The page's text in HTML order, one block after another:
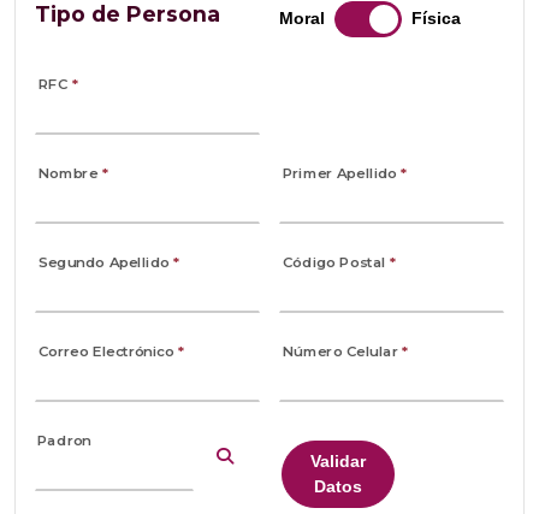
Tipo de Persona Moral Física
RFC *
Nombre * Primer Apellido*
Segundo Apellido* Código Postal*
Correo Electrónico* Número Celular*
Padron
Validar
Datos